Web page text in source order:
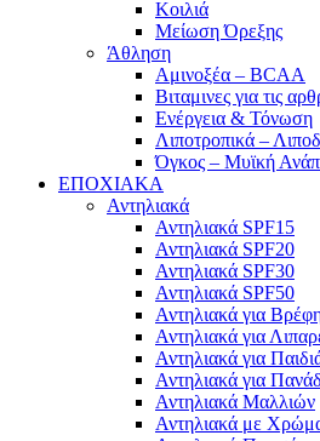
Κοιλιά
Μείωση Όρεξης
Άθληση
Αμινοξέα – BCAA
Βιταμινες για τις
Ενέργεια & Τόνωση
Λιποτροπικά –
Όγκος – Μυϊκή
ΕΠΟΧΙΑΚΑ
Αντηλιακά
Αντηλιακά SPF15
Αντηλιακά SPF20
Αντηλιακά SPF30
Αντηλιακά SPF50
Αντηλιακά για
Αντηλιακά για
Αντηλιακά για
Αντηλιακά για
Αντηλιακά Μαλλιών
Αντηλιακά με